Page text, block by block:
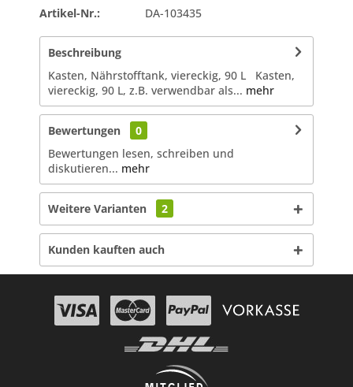
Artikel-Nr.: DA-103435
Beschreibung
Kasten, Nährstofftank, viereckig, 90 L Kasten,
viereckig, 90 L, z.B. verwendbar als... mehr
Bewertungen
0
Bewertungen lesen, schreiben und
diskutieren... mehr
Weitere Varianten 2
Kunden kauften auch